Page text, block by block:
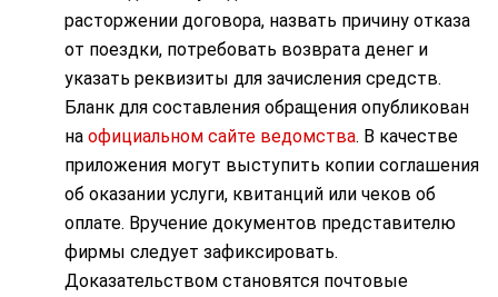
расторжении договора, назвать причину отказа
от поездки, потребовать возврата денег и
указать реквизиты для зачисления средств.
Бланк для составления обращения опубликован
на официальном сайте ведомства. В качестве
приложения могут выступить копии соглашения
об оказании услуги, квитанций или чеков об
оплате. Вручение документов представителю
фирмы следует зафиксировать.
Доказательством становятся почтовые